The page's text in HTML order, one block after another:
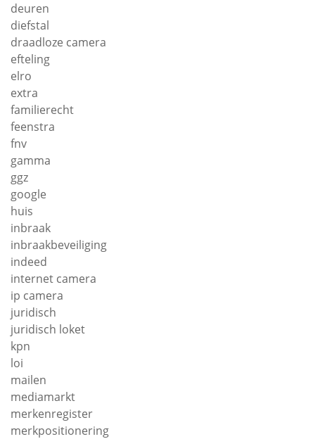
deuren
diefstal
draadloze camera
efteling
elro
extra
familierecht
feenstra
fnv
gamma
ggz
google
huis
inbraak
inbraakbeveiliging
indeed
internet camera
ip camera
juridisch
juridisch loket
kpn
loi
mailen
mediamarkt
merkenregister
merkpositionering